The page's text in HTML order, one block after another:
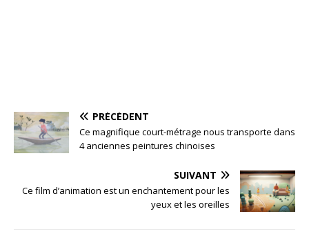
PRÉCÉDENT
Ce magnifique court-métrage nous transporte dans
4 anciennes peintures chinoises
SUIVANT
Ce film d’animation est un enchantement pour les
yeux et les oreilles